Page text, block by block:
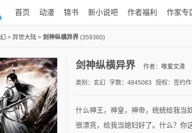
首页 动漫 锦书 新小说吧 作者福利 作家专
> 异世大陆 > 剑神纵横异界 (359360)
剑神纵横异界 作者： 唯爱文清
类别：玄幻 字数：4845083 授权：签约
什么神王，神皇，神帝，统统给我当
很漂亮，给我当媳妇好了。什么？你